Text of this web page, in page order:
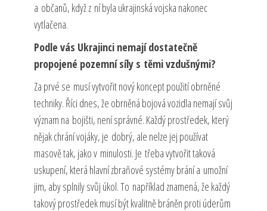
a občanů, když z ní byla ukrajinská vojska nakonec
vytlačena.
Podle vás Ukrajinci nemají dostatečně
propojené pozemní síly s těmi vzdušnými?
Za prvé se musí vytvořit nový koncept použití obrněné
techniky. Říci dnes, že obrněná bojová vozidla nemají svůj
význam na bojišti, není správné. Každý prostředek, který
nějak chrání vojáky, je dobrý, ale nelze jej používat
masově tak, jako v minulosti. Je třeba vytvořit taková
uskupení, která hlavní zbraňové systémy brání a umožní
jim, aby splnily svůj úkol. To například znamená, že každý
takový prostředek musí být kvalitně bráněn proti úderům